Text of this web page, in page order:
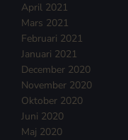
April 2021
Mars 2021
Februari 2021
Januari 2021
December 2020
November 2020
Oktober 2020
Juni 2020
Maj 2020